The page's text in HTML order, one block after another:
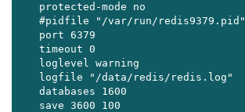
protected-mode no
#pidfile "/var/run/redis9379.pid"
port 6379
timeout 0
loglevel warning
logfile "/data/redis/redis.log"
databases 1600
save 3600 100